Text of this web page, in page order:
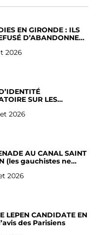
EN GIRONDE : ILS
D’ABANDONNER
2026
SUR LES
2026
AU CANAL SAINT
(les gauchistes ne
2026
LEPEN CANDIDATE EN
des Parisiens